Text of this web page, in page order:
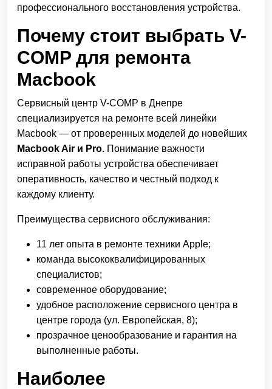
профессионального восстановления устройства.
Почему стоит выбрать V-
COMP для ремонта
Macbook
Сервисный центр V-COMP в Днепре
специализируется на ремонте всей линейки
Macbook — от проверенных моделей до новейших
Macbook Air и Pro. Понимание важности
исправной работы устройства обеспечивает
оперативность, качество и честный подход к
каждому клиенту.
Преимущества сервисного обслуживания:
11 лет опыта в ремонте техники Apple;
команда высококвалифицированных
специалистов;
современное оборудование;
удобное расположение сервисного центра в
центре города (ул. Европейская, 8);
прозрачное ценообразование и гарантия на
выполненные работы.
Наиболее